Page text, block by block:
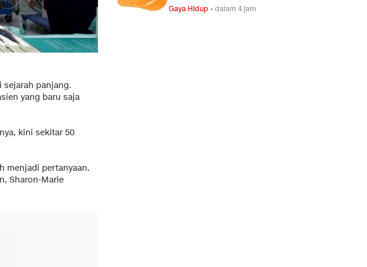
sejarah panjang.
yang baru saja
kini sekitar 50
menjadi pertanyaan.
Sharon-Marie
Gaya Hidup •dalam 4 jam